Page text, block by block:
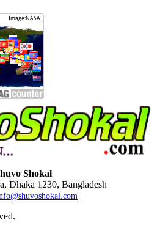
Shokal
Dhaka 1230, Bangladesh